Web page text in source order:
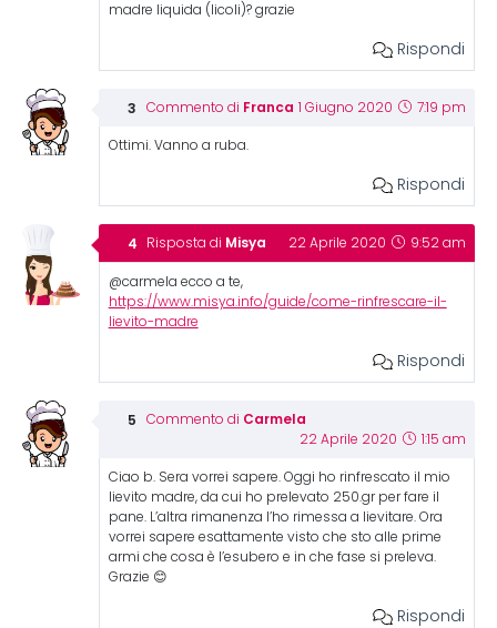
madre liquida (licoli)? grazie
Rispondi
Commento di Franca 1 Giugno 2020 7:19 pm
Ottimi. Vanno a ruba.
Rispondi
Risposta di Misya 22 Aprile 2020 9:52 am
@carmela ecco a te,
https://www.misya.info/guide/come-rinfrescare-il-
lievito-madre
Rispondi
Commento di Carmela
22 Aprile 2020 1:15 am
Ciao b. Sera vorrei sapere. Oggi ho rinfrescato il mio
lievito madre, da cui ho prelevato 250.gr per fare il
pane. L’altra rimanenza l’ho rimessa a lievitare. Ora
vorrei sapere esattamente visto che sto alle prime
armi che cosa è l’esubero e in che fase si preleva.
Grazie 😊
Rispondi